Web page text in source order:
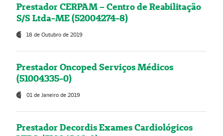
Prestador CERPAM – Centro de Reabilitação
S/S Ltda-ME (52004274-8)
18 de Outubro de 2019
Prestador Oncoped Serviços Médicos
(51004335-0)
01 de Janeiro de 2019
Prestador Decordis Exames Cardiológicos